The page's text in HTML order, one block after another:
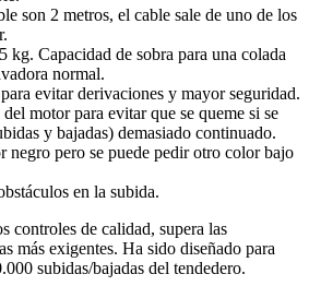
son 2 metros, el cable sale de uno de los
kg. Capacidad de sobra para una colada
normal.
evitar derivaciones y mayor seguridad.
motor para evitar que se queme si se
y bajadas) demasiado continuado.
negro pero se puede pedir otro color bajo
en la subida.
controles de calidad, supera las
más exigentes. Ha sido diseñado para
subidas/bajadas del tendedero.